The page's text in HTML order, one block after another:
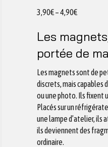
3,90€–4,90€
Les
portée de
Les magnets sont de
discrets, mais capables
ou une photo. Ils fixent
Placés sur un
une lampe d’atelier, ils
ils deviennent des
ordinaire.